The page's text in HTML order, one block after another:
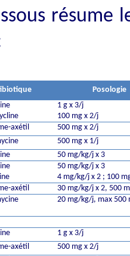
résume
Posologie
1 g x 3/j
100 mg x 2/j
axétil
500 mg x 2/j
500 mg x 1/j
50 mg/kg/j x 3
50 mg/kg/j x 3
4 mg/kg/j x 2 ; 100
axétil
30 mg/kg/j x 2, 500
20 mg/kg/j, max 500
1 g x 3/j
axétil
500 mg x 2/j